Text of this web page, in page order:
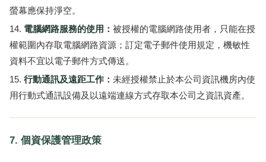
螢幕應保持淨空。
電腦網路服務的使用： 被授權的電腦網路使用者，只能在授
權範圍內存取電腦網路資源；訂定電子郵件使用規定，機敏性
資料不宜以電子郵件方式傳送。
行動通訊及遠距工作： 未經授權禁止於本公司資訊機房內使
用行動式通訊設備及以遠端連線方式存取本公司之資訊資產。
7. 個資保護管理政策